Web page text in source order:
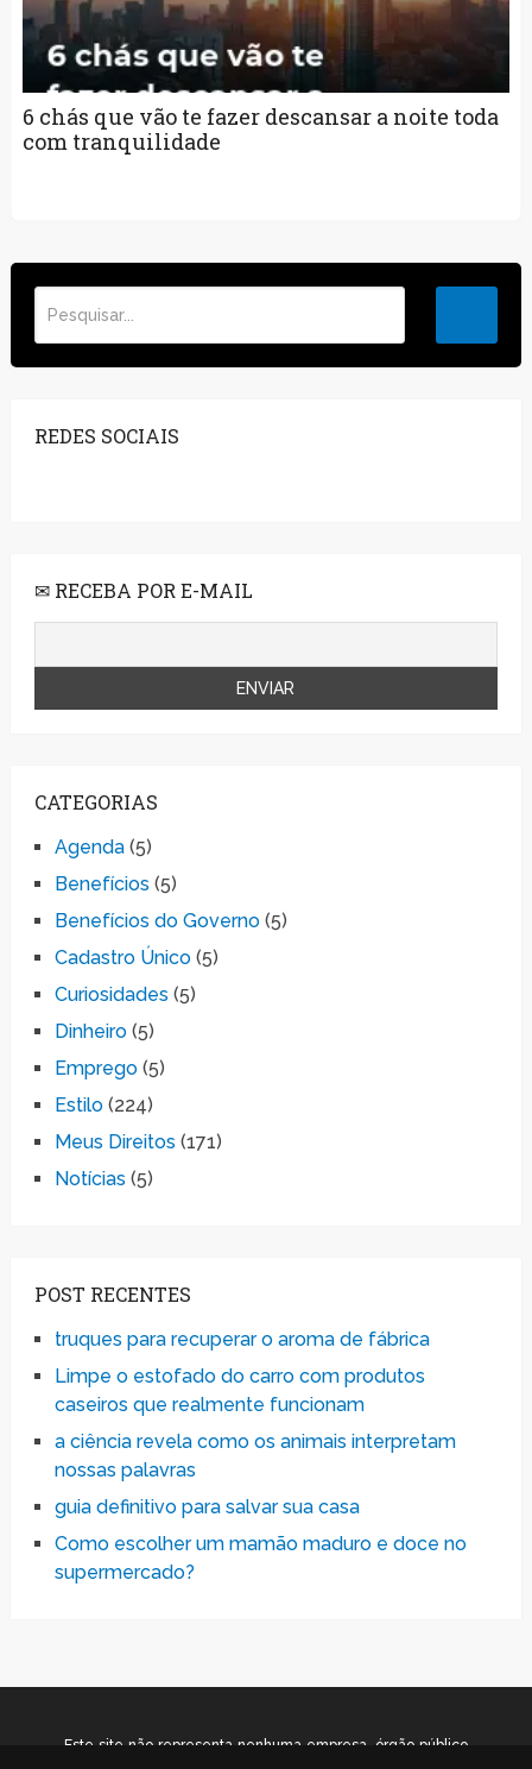
6 chás que vão te fazer descansar a noite toda
com tranquilidade
REDES SOCIAIS
✉ RECEBA POR E-MAIL
CATEGORIAS
Agenda(5)
Benefícios (5)
Benefícios do Governo(5)
Cadastro Único(5)
Curiosidades (5)
Dinheiro(5)
Emprego(5)
Estilo(224)
Meus Direitos (171)
Notícias (5)
POST RECENTES
truques para recuperar o aroma de fábrica
Limpe o estofado do carro com produtos
caseiros que realmente funcionam
a ciência revela como os animais interpretam
nossas palavras
guia definitivo para salvar sua casa
Como escolher um mamão maduro e doce no
supermercado?
Este site não representa nenhuma empresa, órgão público